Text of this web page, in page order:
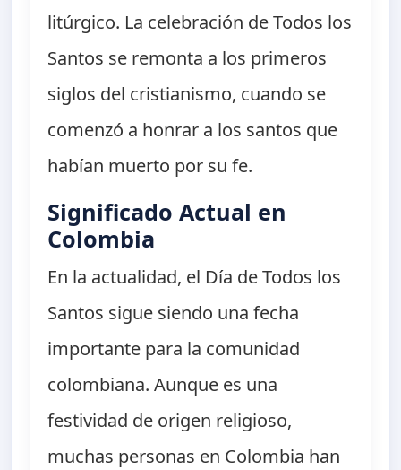
litúrgico. La celebración de Todos los
Santos se remonta a los primeros
siglos del cristianismo, cuando se
comenzó a honrar a los santos que
habían muerto por su fe.
Significado Actual en
Colombia
En la actualidad, el Día de Todos los
Santos sigue siendo una fecha
importante para la comunidad
colombiana. Aunque es una
festividad de origen religioso,
muchas personas en Colombia han